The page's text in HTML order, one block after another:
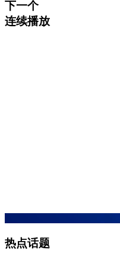
下一个
连续播放
热点话题